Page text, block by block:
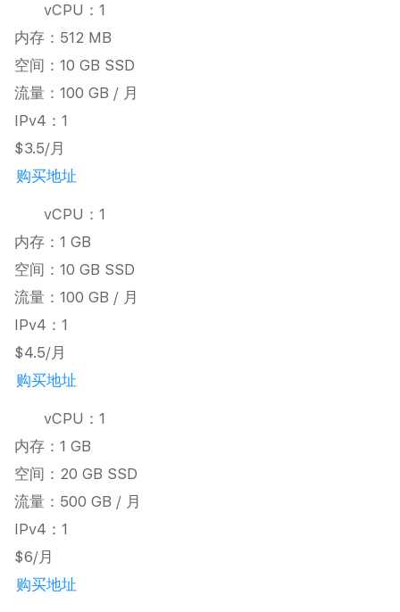
vCPU：1
内存：512 MB
空间：10 GB SSD
流量：100 GB / 月
IPv4：1
$3.5/月
购买地址
vCPU：1
内存：1 GB
空间：10 GB SSD
流量：100 GB / 月
IPv4：1
$4.5/月
购买地址
vCPU：1
内存：1 GB
空间：20 GB SSD
流量：500 GB / 月
IPv4：1
$6/月
购买地址